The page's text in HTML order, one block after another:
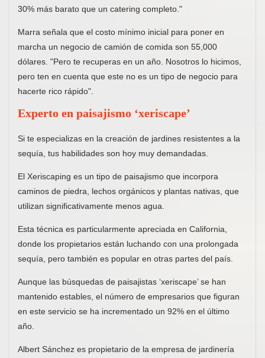
30% más barato que un catering completo."
Marra señala que el costo mínimo inicial para poner en
marcha un negocio de camión de comida son 55,000
dólares. "Pero te recuperas en un año. Nosotros lo hicimos,
pero ten en cuenta que este no es un tipo de negocio para
hacerte rico rápido".
Experto en paisajismo ‘xeriscape’
Si te especializas en la creación de jardines resistentes a la
sequía, tus habilidades son hoy muy demandadas.
El Xeriscaping es un tipo de paisajismo que incorpora
caminos de piedra, lechos orgánicos y plantas nativas, que
utilizan significativamente menos agua.
Esta técnica es particularmente apreciada en California,
donde los propietarios están luchando con una prolongada
sequía, pero también es popular en otras partes del país.
Aunque las búsquedas de paisajistas ‘xeriscape’ se han
mantenido estables, el número de empresarios que figuran
en este servicio se ha incrementado un 92% en el último
año.
Albert Sánchez es propietario de la empresa de jardinería